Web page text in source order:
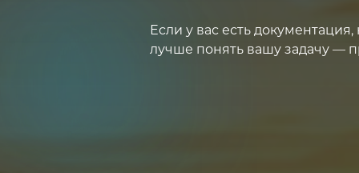
Если у вас есть
лучше понять вашу задачу —